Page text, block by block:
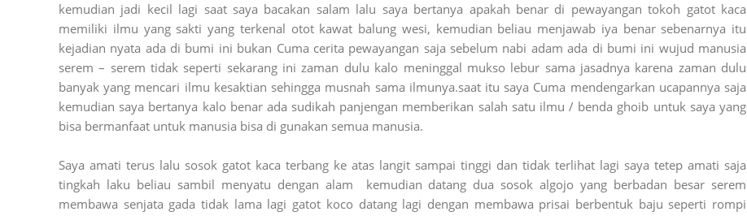
kemudian jadi kecil lagi saat saya bacakan salam lalu saya bertanya apakah benar di pewayangan tokoh gatot kaca
memiliki ilmu yang sakti yang terkenal otot kawat balung wesi, kemudian beliau menjawab iya benar sebenarnya itu
kejadian nyata ada di bumi ini bukan Cuma cerita pewayangan saja sebelum nabi adam ada di bumi ini wujud manusia
serem – serem tidak seperti sekarang ini zaman dulu kalo meninggal mukso lebur sama jasadnya karena zaman dulu
banyak yang mencari ilmu kesaktian sehingga musnah sama ilmunya.saat itu saya Cuma mendengarkan ucapannya saja
kemudian saya bertanya kalo benar ada sudikah panjengan memberikan salah satu ilmu / benda ghoib untuk saya yang
bisa bermanfaat untuk manusia bisa di gunakan semua manusia.
Saya amati terus lalu sosok gatot kaca terbang ke atas langit sampai tinggi dan tidak terlihat lagi saya tetep amati saja
tingkah laku beliau sambil menyatu dengan alam kemudian datang dua sosok algojo yang berbadan besar serem
membawa senjata gada tidak lama lagi gatot koco datang lagi dengan membawa prisai berbentuk baju seperti rompi